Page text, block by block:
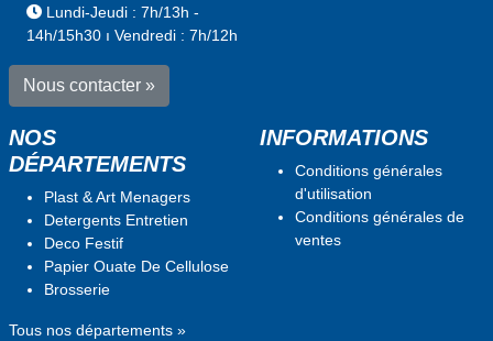
Lundi-Jeudi : 7h/13h -
14h/15h30 ı Vendredi : 7h/12h
Nous contacter »
NOS
DÉPARTEMENTS
Plast & Art Menagers
Detergents Entretien
Deco Festif
Papier Ouate De Cellulose
Brosserie
Tous nos départements »
INFORMATIONS
Conditions générales
d'utilisation
Conditions générales de
ventes